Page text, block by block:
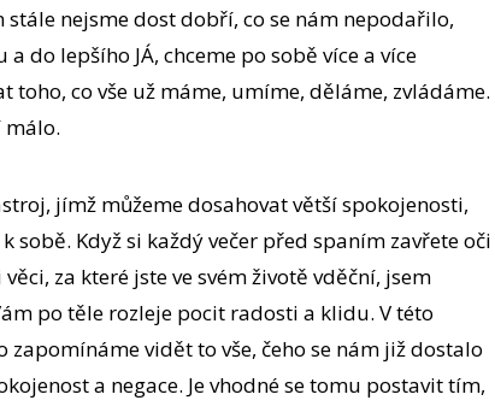
stále nejsme dost dobří, co se nám nepodařilo,
a do lepšího JÁ, chceme po sobě více a více
toho, co vše už máme, umíme, děláme, zvládáme.
málo.
jímž můžeme dosahovat větší spokojenosti,
sobě. Když si každý večer před spaním zavřete oči
za které jste ve svém životě vděční, jsem
po těle rozleje pocit radosti a klidu. V této
zapomínáme vidět to vše, čeho se nám již dostalo
a negace. Je vhodné se tomu postavit tím,